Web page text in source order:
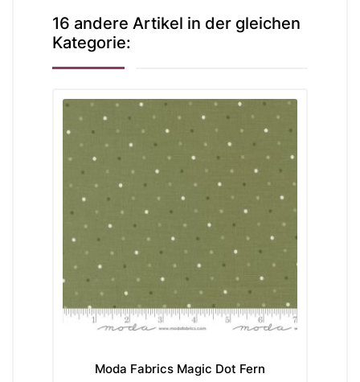
16 andere Artikel in der gleichen
Kategorie:
Moda Fabrics Magic Dot Fern